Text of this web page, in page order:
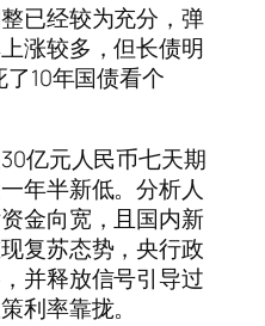
已经较为充分，弹
涨较多，但长债明
10年国债看个
亿元人民币七天期
年半新低。分析人
金向宽，且国内新
复苏态势，央行政
并释放信号引导过
利率靠拢。